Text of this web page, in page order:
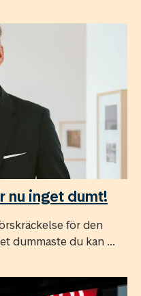
nu inget dumt!
för den
dummaste du kan ...